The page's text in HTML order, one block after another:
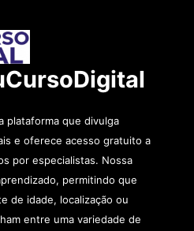
plataforma que divulga
e oferece acesso gratuito a
por especialistas. Nossa
permitindo que
de idade, localização ou
entre uma variedade de